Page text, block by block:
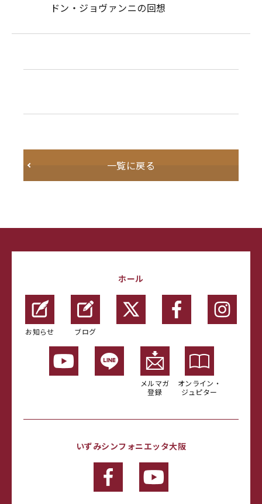
ドン・ジョヴァンニの回想
一覧に戻る
ホール
お知らせ ブログ
メルマガ
登録
オンライン・
ジュピター
いずみシンフォニエッタ大阪